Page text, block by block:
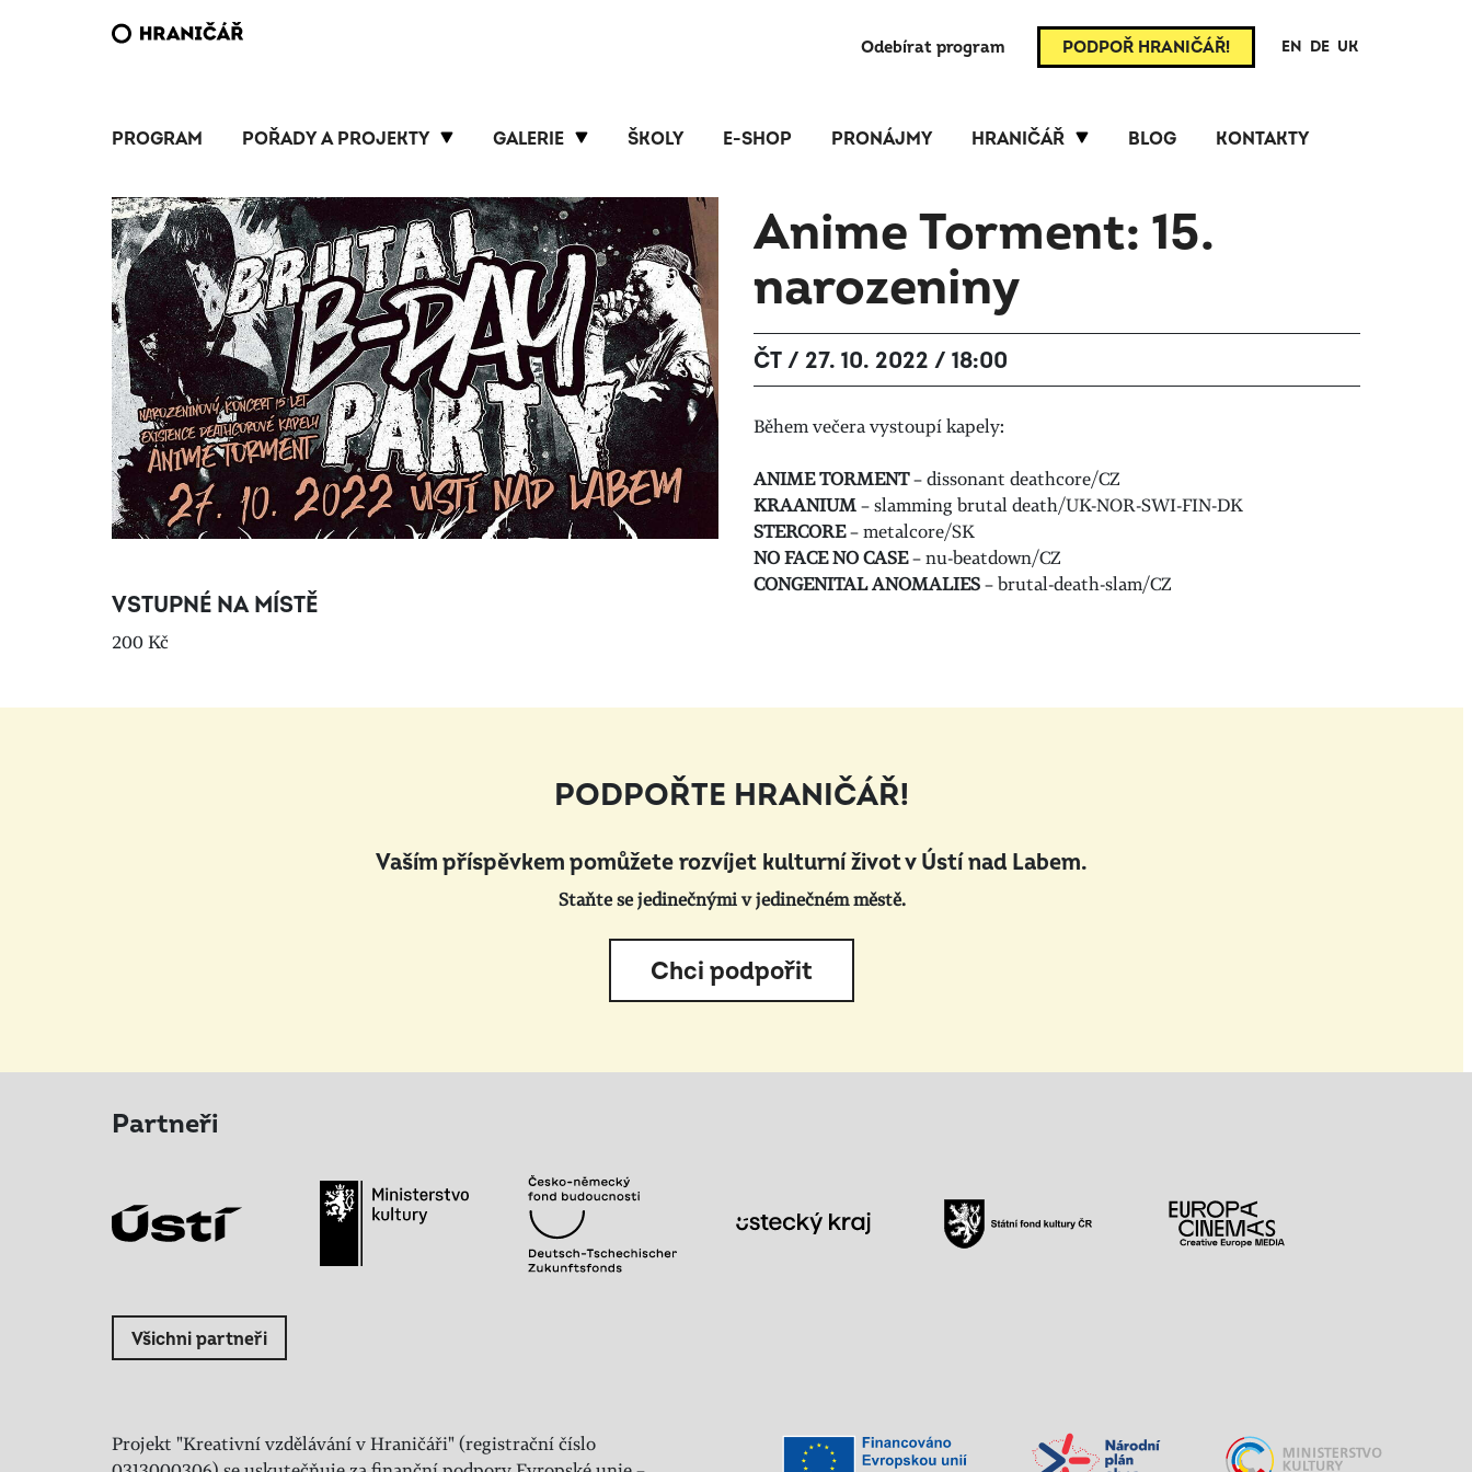
Odebírat program PODPOŘ HRANIČÁŘ! EN DE UK
PROGRAM POŘADY A PROJEKTY GALERIE ŠKOLY E-SHOP PRONÁJMY HRANIČÁŘ BLOG KONTAKTY
Anime Torment: 15.
narozeniny
ČT / 27. 10. 2022 / 18:00
Během večera vystoupí kapely:
ANIME TORMENT– dissonant deathcore/CZ
KRAANIUM– slamming brutal death/UK-NOR-SWI-FIN-DK
STERCORE– metalcore/SK
NO FACE NO CASE– nu-beatdown/CZ
CONGENITAL ANOMALIES– brutal-death-slam/CZ
VSTUPNÉ NA MÍSTĚ
200 Kč
PODPOŘTE HRANIČÁŘ!
Vaším příspěvkem pomůžete rozvíjet kulturní život v Ústí nad Labem.
Staňte se jedinečnými v jedinečném městě.
Chci podpořit
Partneři
Všichni partneři
Projekt "Kreativní vzdělávání v Hraničáři" (registrační číslo